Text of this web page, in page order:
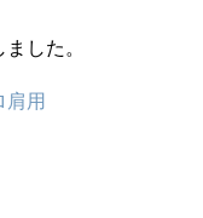
した。
肩用